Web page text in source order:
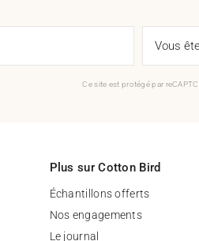
Ce site est protégé par
Plus sur Cotton Bird
Échantillons offerts
Nos engagements
Le journal